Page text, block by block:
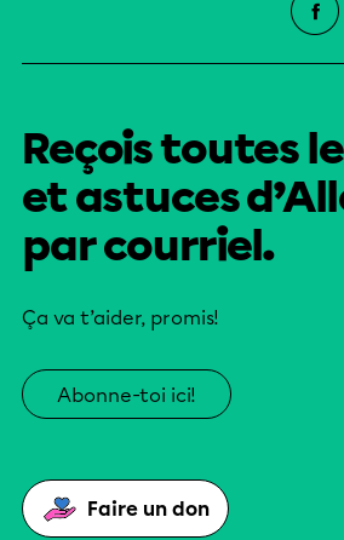
Reçois toutes
et astuces
par courriel.
Ça va t’aider, promis!
Abonne-toi ici!
Faire un don